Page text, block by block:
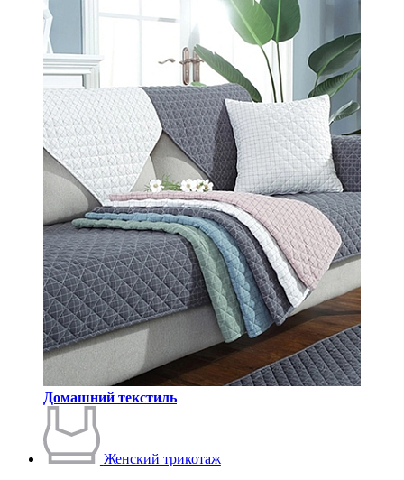
Домашний текстиль
Женский трикотаж